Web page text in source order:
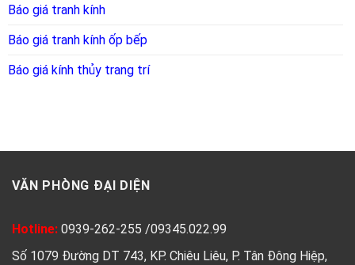
Báo giá tranh kính
Báo giá tranh kính ốp bếp
Báo giá kính thủy trang trí
VĂN PHÒNG ĐẠI DIỆN
Hotline: 0939-262-255 /09345.022.99
Số 1079 Đường DT 743, KP. Chiêu Liêu, P. Tân Đông Hiệp,